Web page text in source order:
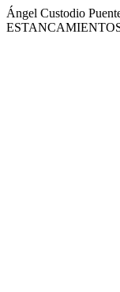
Ángel Custodio